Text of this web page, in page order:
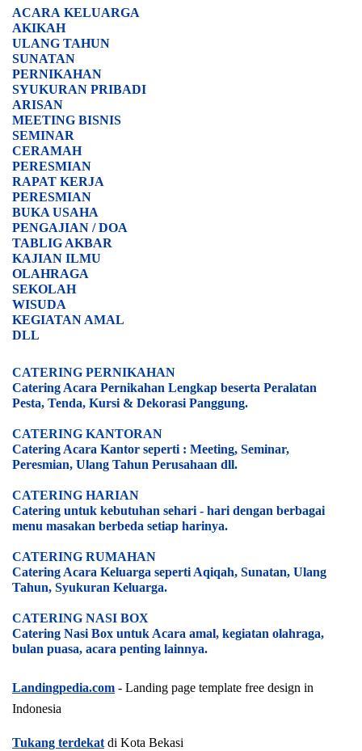
ACARA KELUARGA
AKIKAH
ULANG TAHUN
SUNATAN
PERNIKAHAN
SYUKURAN PRIBADI
ARISAN
MEETING BISNIS
SEMINAR
CERAMAH
PERESMIAN
RAPAT KERJA
PERESMIAN
BUKA USAHA
PENGAJIAN / DOA
TABLIG AKBAR
KAJIAN ILMU
OLAHRAGA
SEKOLAH
WISUDA
KEGIATAN AMAL
DLL
CATERING PERNIKAHAN
Catering Acara Pernikahan Lengkap beserta Peralatan
Pesta, Tenda, Kursi & Dekorasi Panggung.
CATERING KANTORAN
Catering Acara Kantor seperti : Meeting, Seminar,
Peresmian, Ulang Tahun Perusahaan dll.
CATERING HARIAN
Catering untuk kebutuhan sehari - hari dengan berbagai
menu masakan berbeda setiap harinya.
CATERING RUMAHAN
Catering Acara Keluarga seperti Aqiqah, Sunatan, Ulang
Tahun, Syukuran Keluarga.
CATERING NASI BOX
Catering Nasi Box untuk Acara amal, kegiatan olahraga,
bulan puasa, acara penting lainnya.
Landingpedia.com - Landing page template free design in
Indonesia
Tukang terdekatdi Kota Bekasi